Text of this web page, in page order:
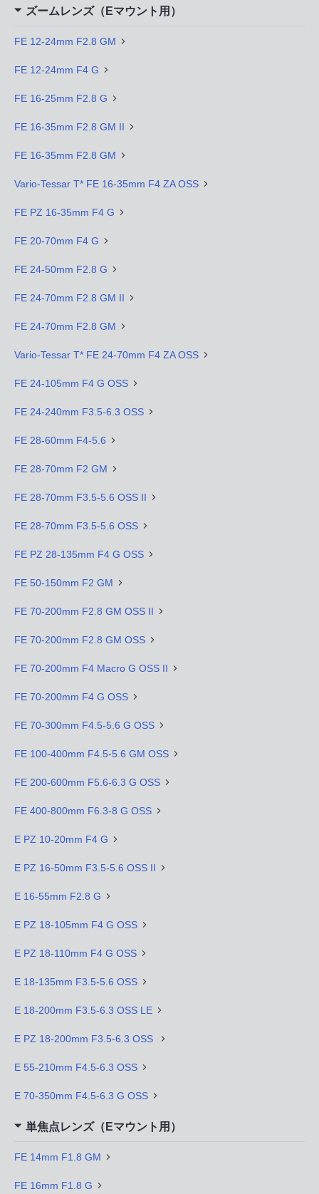
ズームレンズ（Eマウント用）
FE 12-24mm F2.8 GM
FE 12-24mm F4 G
FE 16-25mm F2.8 G
FE 16-35mm F2.8 GM II
FE 16-35mm F2.8 GM
Vario-Tessar T* FE 16-35mm F4 ZA OSS
FE PZ 16-35mm F4 G
FE 20-70mm F4 G
FE 24-50mm F2.8 G
FE 24-70mm F2.8 GM II
FE 24-70mm F2.8 GM
Vario-Tessar T* FE 24-70mm F4 ZA OSS
FE 24-105mm F4 G OSS
FE 24-240mm F3.5-6.3 OSS
FE 28-60mm F4-5.6
FE 28-70mm F2 GM
FE 28-70mm F3.5-5.6 OSS II
FE 28-70mm F3.5-5.6 OSS
FE PZ 28-135mm F4 G OSS
FE 50-150mm F2 GM
FE 70-200mm F2.8 GM OSS II
FE 70-200mm F2.8 GM OSS
FE 70-200mm F4 Macro G OSS II
FE 70-200mm F4 G OSS
FE 70-300mm F4.5-5.6 G OSS
FE 100-400mm F4.5-5.6 GM OSS
FE 200-600mm F5.6-6.3 G OSS
FE 400-800mm F6.3-8 G OSS
E PZ 10-20mm F4 G
E PZ 16-50mm F3.5-5.6 OSS II
E 16-55mm F2.8 G
E PZ 18-105mm F4 G OSS
E PZ 18-110mm F4 G OSS
E 18-135mm F3.5-5.6 OSS
E 18-200mm F3.5-6.3 OSS LE
E PZ 18-200mm F3.5-6.3 OSS
E 55-210mm F4.5-6.3 OSS
E 70-350mm F4.5-6.3 G OSS
単焦点レンズ（Eマウント用）
FE 14mm F1.8 GM
FE 16mm F1.8 G